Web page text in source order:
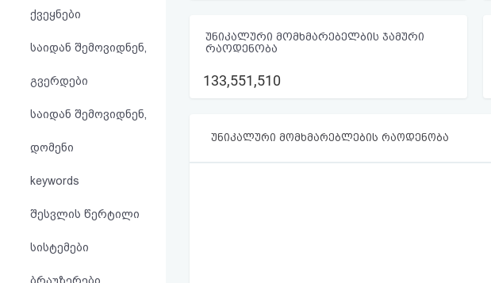
სალიცენზიო
შეთანხმება
ქვეყნები
საიდან შემოვიდნენ,
გვერდები
საიდან შემოვიდნენ,
დომენი
keywords
შესვლის წერტილი
სისტემები
უნიკალური მომხმარებელბის ჯამური
რაოდენობა
133,551,510
უნიკალური მომხმარებლების რაოდენობა